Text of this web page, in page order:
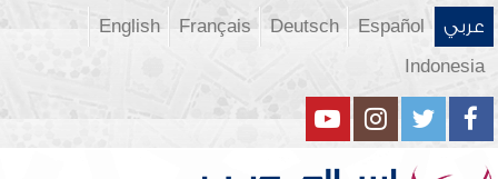
عربي Español
Deutsch
Français
English
Indonesia